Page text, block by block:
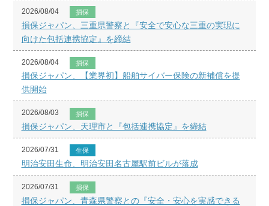
2026/08/04 損保
損保ジャパン、三重県警察と『安全で安心な三重の実現に
向けた包括連携協定』を締結
2026/08/04 損保
損保ジャパン、【業界初】船舶サイバー保険の新補償を提
供開始
2026/08/03 損保
損保ジャパン、天理市と『包括連携協定』を締結
2026/07/31 生保
明治安田生命、明治安田名古屋駅前ビルが落成
2026/07/31 損保
損保ジャパン、青森県警察との『安全・安心を実感できる